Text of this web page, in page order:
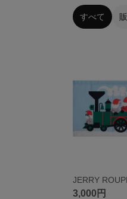
すべて
3,000円